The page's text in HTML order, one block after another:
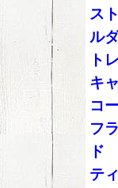
ス
ル
ト
キ
コ
フ
ド
テ